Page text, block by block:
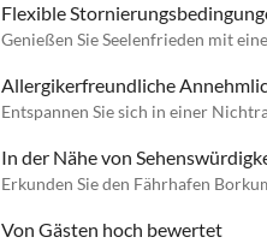
Flexible
Genießen Sie Seelenfrieden mit
Allergikerfreundliche
Entspannen Sie sich in einer
In der Nähe von
Erkunden Sie den Fährhafen
Von Gästen hoch bewertet